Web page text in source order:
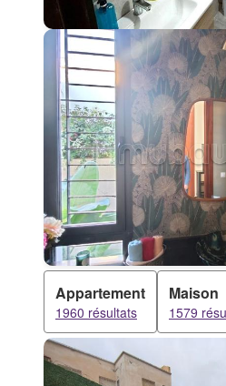
Appartement
1960 résultats
Maison
1579